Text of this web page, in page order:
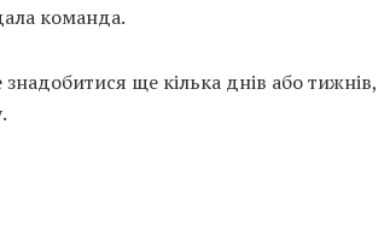
команда.
ще кілька днів або тижнів,